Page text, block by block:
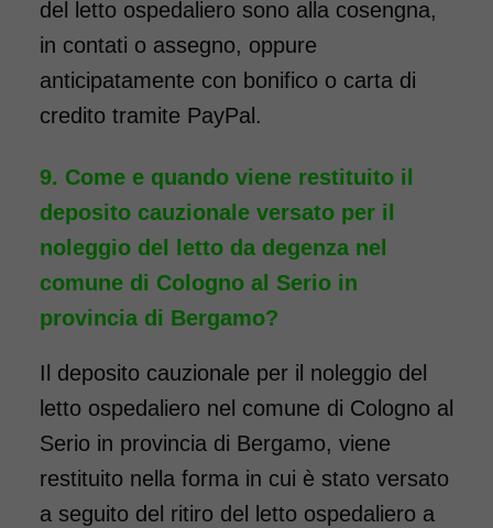
del letto ospedaliero sono alla cosengna,
in contati o assegno, oppure
anticipatamente con bonifico o carta di
credito tramite PayPal.
Come e quando viene restituito il
deposito cauzionale versato per il
noleggio del letto da degenza nel
comune di Cologno al Serio in
provincia di Bergamo?
Il deposito cauzionale per il noleggio del
letto ospedaliero nel comune di Cologno al
Serio in provincia di Bergamo, viene
restituito nella forma in cui è stato versato
a seguito del ritiro del letto ospedaliero a